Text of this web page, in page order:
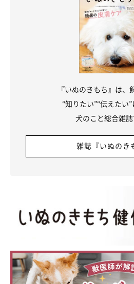
『いぬのきもち』は、
“知りたい”“伝えたい
犬のこと総合雑誌
雑誌『いぬのき